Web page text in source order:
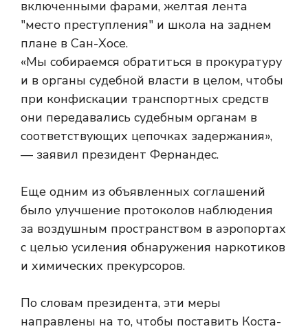
«Мы собираемся обратиться в прокуратуру
и в органы судебной власти в целом, чтобы
при конфискации транспортных средств
они передавались судебным органам в
соответствующих цепочках задержания»,
— заявил президент Фернандес.
Еще одним из объявленных соглашений
было улучшение протоколов наблюдения
за воздушным пространством в аэропортах
с целью усиления обнаружения наркотиков
и химических прекурсоров.
По словам президента, эти меры
направлены на то, чтобы поставить Коста-